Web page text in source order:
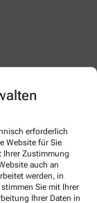
erforderlich
Website für Sie
Ihrer Zustimmung
auch an
werden, in
Sie mit Ihrer
Ihrer Daten in